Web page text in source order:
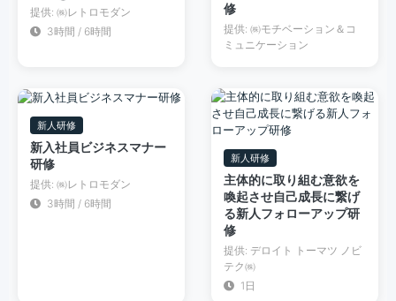
提供: ㈱レトロモダン
3時間 / 6時間
修
提供: ㈱モチベーション＆コ
ミュニケーション
新人研修
新入社員ビジネスマナー
研修
提供: ㈱レトロモダン
3時間 / 6時間
新人研修
主体的に取り組む意欲を
喚起させ自己成長に繋げ
る新人フォローアップ研
修
提供: デロイト トーマツ ノビ
テク㈱
1日